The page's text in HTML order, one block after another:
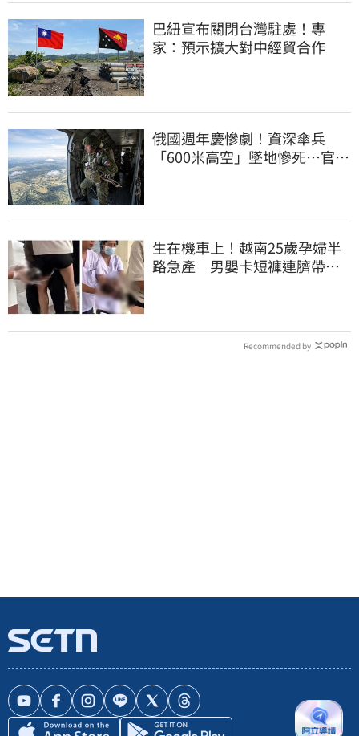
巴紐宣布關閉台灣駐處！專
家：預示擴大對中經貿合作
俄國週年慶慘劇！資深傘兵
「600米高空」墜地慘死…官方
生在機車上！越南25歲孕婦半
路急產 男嬰卡短褲連臍帶奔
Recommended by